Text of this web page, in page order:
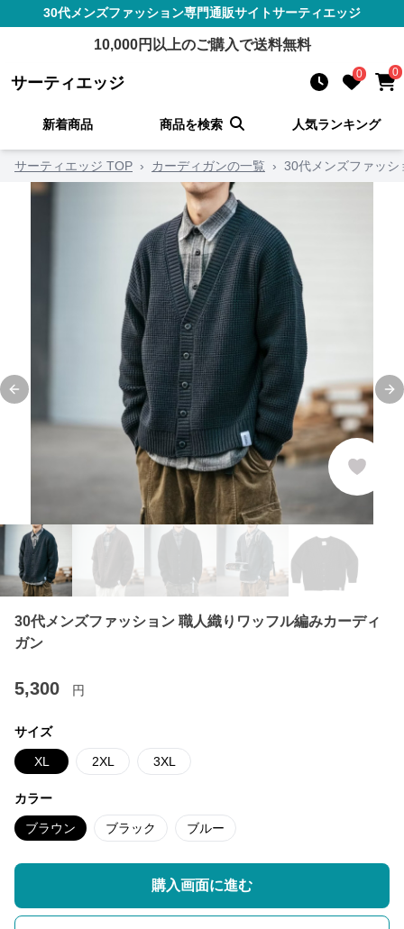
30代メンズファッション専門通販サイトサーティエッジ
10,000円以上のご購入で送料無料
サーティエッジ 0 0
新着商品 商品を検索 人気ランキング
サーティエッジ TOP › カーディガンの一覧 › 30代メンズファッ
Previous slide
30代メンズファッション 職人織りワッフル編みカーディ
ガン
5,300 円
サイズ
XL 2XL 3XL
カラー
ブラウン ブラック ブルー
購入画面に進む